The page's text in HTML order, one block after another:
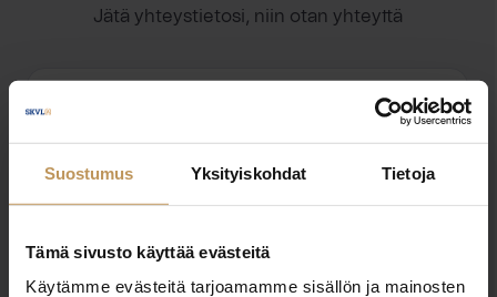
Suostumus Yksityiskohdat Tietoja
Tämä sivusto käyttää evästeitä
Käytämme evästeitä tarjoamamme sisällön ja mainosten
Jätä yhteystietosi, niin otan yhteyttä